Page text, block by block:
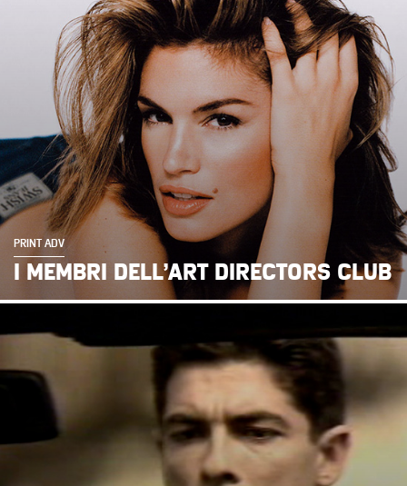
PRINT ADV
I MEMBRI DELL’ART DIRECTORS CLUB